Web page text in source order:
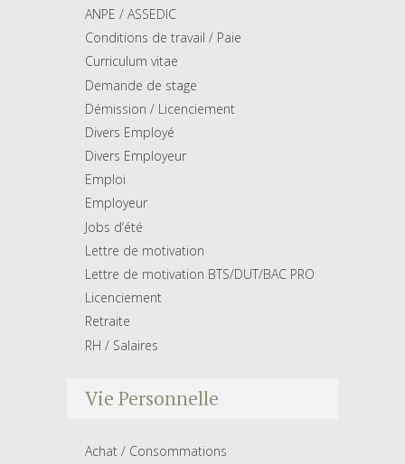
ANPE / ASSEDIC
Conditions de travail / Paie
Curriculum vitae
Demande de stage
Démission / Licenciement
Divers Employé
Divers Employeur
Emploi
Employeur
Jobs d’été
Lettre de motivation
Lettre de motivation BTS/DUT/BAC PRO
Licenciement
Retraite
RH / Salaires
Vie Personnelle
Achat / Consommations